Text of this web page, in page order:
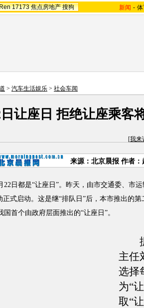
17173 焦点房地产 搜狗 新闻 -
> 汽车生活娱乐 > 社会车闻
让座日 拒绝让座乘客
[我来
来源：北京晨报 作者：
日都是“让座日”。昨天，由市交通委、市运
正式启动。这是继“排队日”后，本市推出的
首个由政府层面推出的“让座日”。
据
主任
选择
为“
取“